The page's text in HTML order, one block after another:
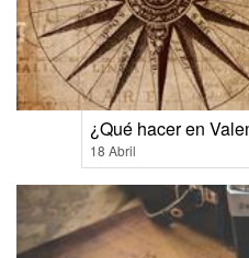
¿Qué hacer en
18 Abril